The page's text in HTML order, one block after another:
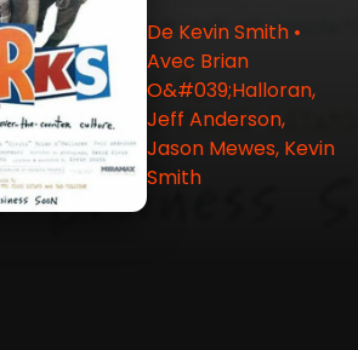
De Kevin Smith •
Avec Brian
O&#039;Halloran,
Jeff Anderson,
Jason Mewes, Kevin
Smith